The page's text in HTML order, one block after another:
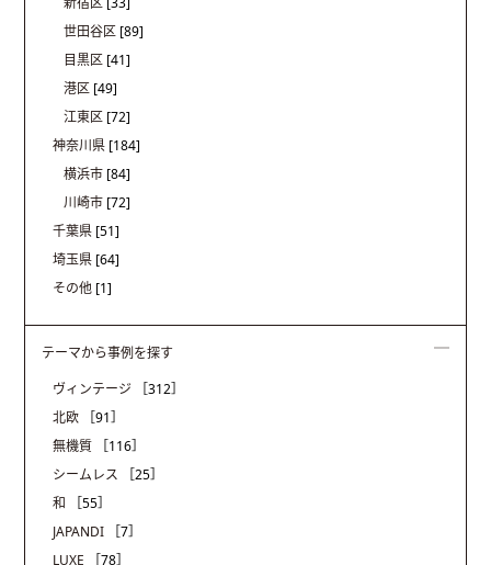
世田谷区 [89]
目黒区 [41]
港区 [49]
江東区 [72]
神奈川県 [184]
横浜市 [84]
川崎市 [72]
千葉県 [51]
埼玉県 [64]
その他 [1]
テーマから事例を探す
ヴィンテージ
［312］
北欧
［91］
無機質
［116］
シームレス
［25］
和
［55］
JAPANDI
［7］
LUXE
［78］